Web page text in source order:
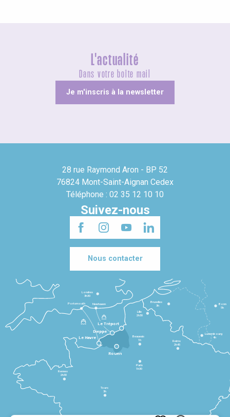
L'actualité
Dans votre boîte mail
Je m'inscris à la newsletter
28 rue Raymond Aron - BP 52
76824 Mont-Saint-Aignan Cedex
Téléphone : 02 35 12 10 10
Suivez-nous
Nous contacter
Le Havre
Dieppe
Le Tréport
Rennes
2h30
Tours
3h
Paris
1h30
Beauvais
1h
Reims
2h45
Lille
2h30
Bruxelles
3h
Londres
3h30
Newhaven
Portsmouth
Bonn
5h
Luxembourg
4h
Rouen